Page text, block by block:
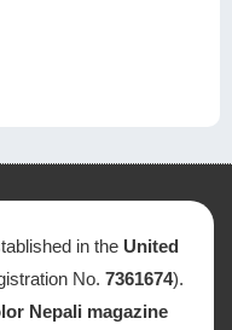
in the United
No. 7361674).
Nepali magazine